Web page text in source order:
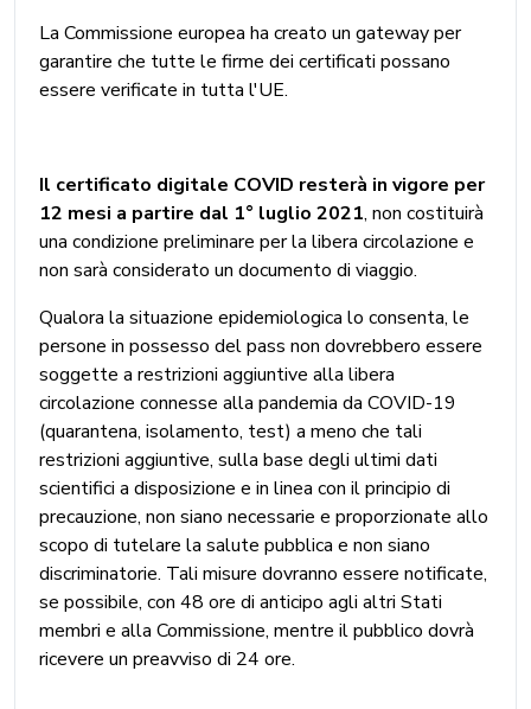
La Commissione europea ha creato un gateway per
garantire che tutte le firme dei certificati possano
essere verificate in tutta l'UE.
Il certificato digitale COVID resterà in vigore per
12 mesi a partire dal 1° luglio 2021, non costituirà
una condizione preliminare per la libera circolazione e
non sarà considerato un documento di viaggio.
Qualora la situazione epidemiologica lo consenta, le
persone in possesso del pass non dovrebbero essere
soggette a restrizioni aggiuntive alla libera
circolazione connesse alla pandemia da COVID-19
(quarantena, isolamento, test) a meno che tali
restrizioni aggiuntive, sulla base degli ultimi dati
scientifici a disposizione e in linea con il principio di
precauzione, non siano necessarie e proporzionate allo
scopo di tutelare la salute pubblica e non siano
discriminatorie. Tali misure dovranno essere notificate,
se possibile, con 48 ore di anticipo agli altri Stati
membri e alla Commissione, mentre il pubblico dovrà
ricevere un preavviso di 24 ore.